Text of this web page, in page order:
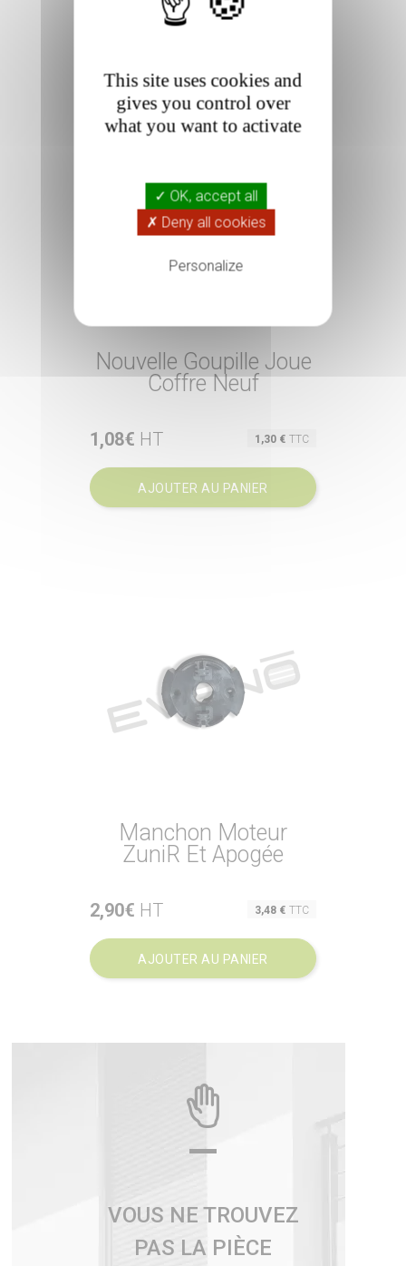
AJOUTER AU PANIER
Nouvelle Goupille Joue
Coffre Neuf
1,08€ HT Prix1,30 € TTC
AJOUTER AU PANIER
Manchon Moteur
ZuniR Et Apogée
2,90€ HT Prix3,48 € TTC
AJOUTER AU PANIER
VOUS NE TROUVEZ
PAS LA PIÈCE
This site uses cookies and
gives you control over
what you want to activate
✓ OK, accept all
✗ Deny all cookies
Personalize